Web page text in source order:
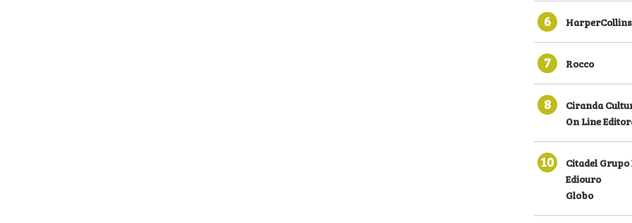
6
7 Rocco
8
Ciranda
On Line
10
Citadel
Ediouro
Globo